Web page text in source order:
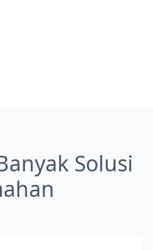
Solusi